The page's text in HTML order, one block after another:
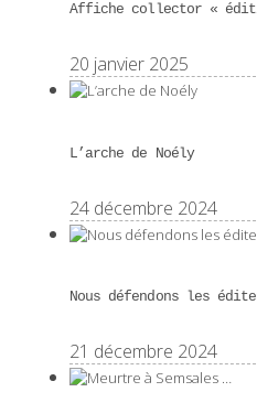
Affiche collector «
20 janvier 2025
L’arche de Noély
24 décembre 2024
Nous défendons les
21 décembre 2024